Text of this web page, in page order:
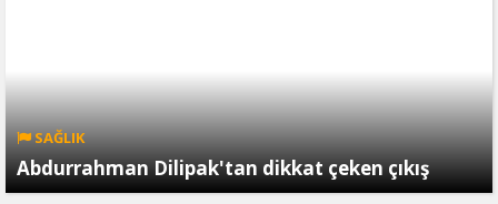
SAĞLIK
Abdurrahman Dilipak'tan dikkat çeken çıkış